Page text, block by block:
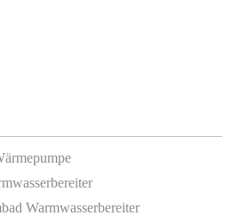
Warmwasserbereiter